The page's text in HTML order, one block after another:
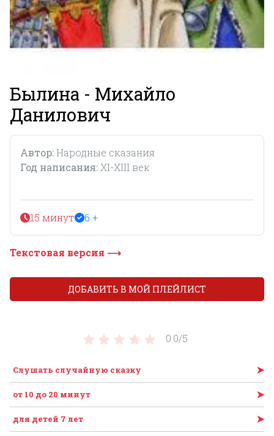
Былина - Михайло
Данилович
Автор:Народные сказания
Год написания:XI-XIII век
15 минут 6 +
Текстовая версия ⟶
0.0/5
Слушать случайную сказку ➤
от 10 до 20 минут ➤
для детей 7 лет ➤
ДОБАВИТЬ В МОЙ ПЛЕЙЛИСТ